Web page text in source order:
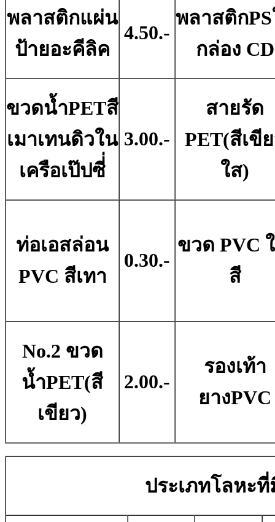
พลาสติกแผ่น
ป้ายอะคีลิค
4.50.-
พลาสติก
กล่อง CD
ขวดน้ำPETสี
เมาเทนดิวใน
เครือเป๊ปซี่่
3.00.-
สายรัด
PET(สีเขี
ใส)
ท่อเอสล่อน
PVC สีเทา
0.30.-
ขวด PVC
สี
No.2 ขวด
น้ำPET(สี
เขียว)
2.00.-
รองเท้า
ยางPVC
ประเภทโลหะที่